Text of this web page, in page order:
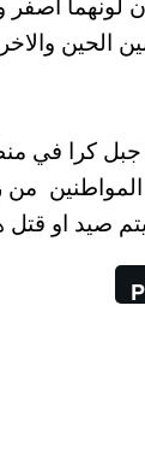
لونهما
الحين
كرا في
من
صيد او قتل